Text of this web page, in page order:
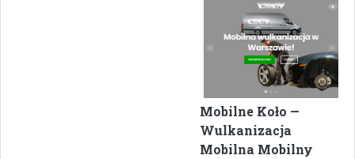
Mobilne Koło —
Wulkanizacja
Mobilna Mobilny